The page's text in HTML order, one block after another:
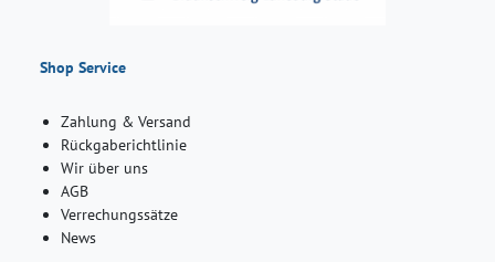
Shop Service
Zahlung & Versand
Rückgaberichtlinie
Wir über uns
AGB
Verrechungssätze
News